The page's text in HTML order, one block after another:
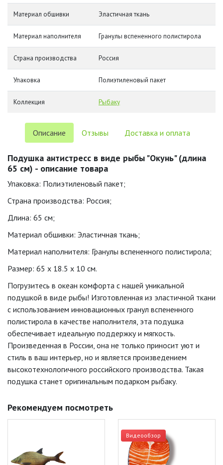
Материал обшивки Эластичная ткань
Материал наполнителя Гранулы вспененного полистирола
Страна производства Россия
Упаковка Полиэтиленовый пакет
Коллекция Рыбаку
Описание Отзывы Доставка и оплата
Подушка антистресс в виде рыбы "Окунь" (длина
65 см) - описание товара
Упаковка: Полиэтиленовый пакет;
Страна производства: Россия;
Длина: 65 см;
Материал обшивки: Эластичная ткань;
Материал наполнителя: Гранулы вспененного полистирола;
Размер: 65 x 18.5 x 10 см.
Погрузитесь в океан комфорта с нашей уникальной
подушкой в виде рыбы! Изготовленная из эластичной ткани
с использованием инновационных гранул вспененного
полистирола в качестве наполнителя, эта подушка
обеспечивает идеальную поддержку и мягкость.
Произведенная в России, она не только приносит уют и
стиль в ваш интерьер, но и является произведением
высокотехнологичного российского производства. Такая
подушка станет оригинальным подарком рыбаку.
Рекомендуем посмотреть
Видеообзор